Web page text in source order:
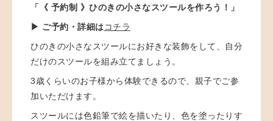
「 《 予約制 》 ひのきの小さなスツールを作ろう！
」
▶ ご予約・詳細はコチラ
ひのきの小さなスツールにお好きな装飾をして、自分
だけのスツールを組み立てましょう。
3歳くらいのお子様から体験できるので、親子でご参
加いただけます。
スツールには色鉛筆で絵を描いたり、色を塗ったりす